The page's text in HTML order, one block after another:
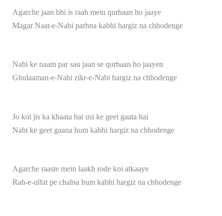
Agarche jaan bhi is raah mein qurbaan ho jaaye
Magar Naat-e-Nabi parhna kabhi hargiz na chhodenge
Nabi ke naam par sau jaan se qurbaan ho jaayen
Ghulaaman-e-Nabi zikr-e-Nabi hargiz na chhodenge
Jo koi jis ka khaata hai usi ke geet gaata hai
Nabi ke geet gaana hum kabhi hargiz na chhodenge
Agarche raaste mein laakh rode koi atkaaye
Rah-e-ulfat pe chalna hum kabhi hargiz na chhodenge